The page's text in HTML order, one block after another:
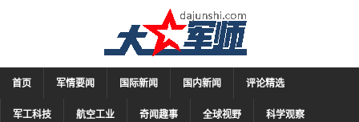
首页 军情要闻 国际新闻 国内新闻 评论精选
军工科技 航空工业 奇闻趣事 全球视野 科学观察